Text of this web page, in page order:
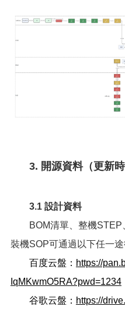
3. 開源資料（更新
3.1 設計資料
BOM清單、整機STEP
裝機SOP可通過以下任一途
百度云盤： https://
IqMKwmO5RA?pwd=1234
谷歌云盤： https://